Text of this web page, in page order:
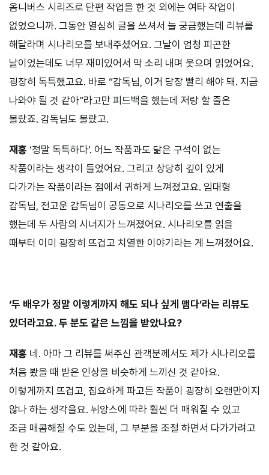
옴니버스 시리즈로 단편 작업을 한 것 외에는 여타 작업이
없었으니까. 그동안 열심히 글을 쓰셔서 늘 궁금했는데 리뷰를
해달라며 시나리오를 보내주셨어요. 그날이 엄청 피곤한
날이었는데도 너무 재미있어서 막 소리 내며 웃으며 읽었어요.
굉장히 독특했고요. 바로 “감독님, 이거 당장 빨리 해야 돼. 지금
나와야 될 것 같아”라고만 피드백을 했는데 저랑 할 줄은
몰랐죠. 감독님도 몰랐고.
재홍 ‘정말 독특하다’. 어느 작품과도 닮은 구석이 없는
작품이라는 생각이 들었어요. 그리고 상당히 깊이 있게
다가가는 작품이라는 점에서 귀하게 느껴졌고요. 임대형
감독님, 전고운 감독님이 공동으로 시나리오를 쓰고 연출을
했는데 두 사람의 시너지가 느껴졌어요. 시나리오를 읽을
때부터 이미 굉장히 뜨겁고 치열한 이야기라는 게 느껴졌어요.
‘두 배우가 정말 이렇게까지 해도 되나 싶게 맵다’라는 리뷰도
있더라고요. 두 분도 같은 느낌을 받았나요?
재홍 네. 아마 그 리뷰를 써주신 관객분께서도 제가 시나리오를
처음 봤을 때 받은 인상을 비슷하게 느끼신 것 같아요.
이렇게까지 뜨겁고, 집요하게 파고든 작품이 굉장히 오랜만이지
않나 하는 생각을요. 뉘앙스에 따라 훨씬 더 매워질 수 있고
조금 매콤해질 수도 있는데, 그 부분을 조절 하면서 다가가려고
한 것 같아요.